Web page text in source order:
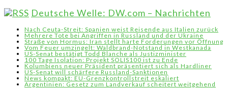
Deutsche Welle: DW.com – Nachrichten
Nach Ceuta-Streit: Spanien weist Reisende aus Italien zurück
Mehrere Tote bei Angriffen in Russland und der Ukraine
Straße von Hormus: Iran stellt harte Forderungen vor Öffnung
Vom Feuer umzingelt: Waldbrand-Notstand in Westkanada
US-Senat bestätigt Todd Blanche als Justizminister
100 Tage Isolation: Projekt SOLIS100 ist zu Ende
Kolumbiens neuer Präsident präsentiert sich als Hardliner
US-Senat will schärfere Russland-Sanktionen
News kompakt: EU-Grenzkontrollstreit eskaliert
Argentinien: Gesetz zum Landverkauf scheitert weitgehend